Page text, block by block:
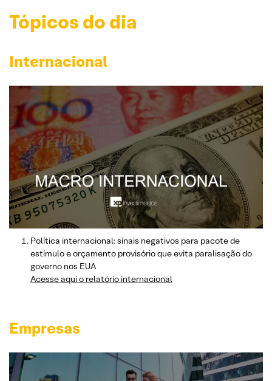
Tópicos do dia
Internacional
Política internacional: sinais negativos para pacote de
estímulo e orçamento provisório que evita paralisação do
governo nos EUA
Acesse aqui o relatório internacional
Empresas